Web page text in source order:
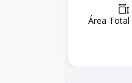
Área Total